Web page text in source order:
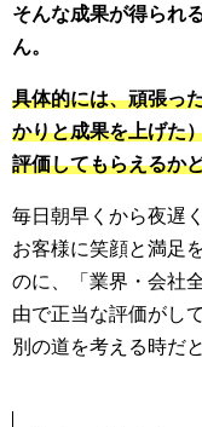
そんな成果が得られ
ん。
具体的には、頑張っ
かりと成果を上げた
評価してもらえるか
毎日朝早くから夜遅
お客様に笑顔と満足
のに、「業界・会社
由で正当な評価がし
別の道を考える時だ